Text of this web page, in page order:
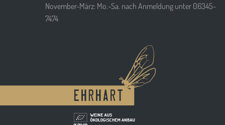
November-März: Mo.-Sa. nach Anmeldung unter 06345-
7474